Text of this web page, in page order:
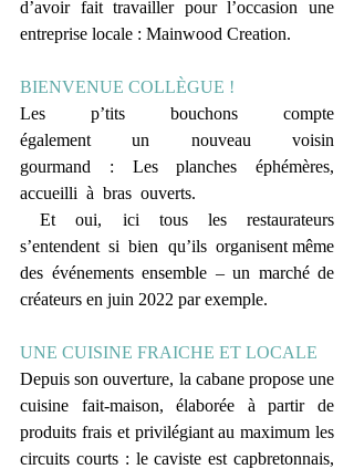
d’avoir fait travailler pour l’occasion une
entreprise locale : Mainwood Creation.
BIENVENUE COLLÈGUE !
Les    p’tits    bouchons    compte
également    un    nouveau    voisin
gourmand    :    Les    planches    éphémères,
accueilli  à  bras  ouverts.
  Et  oui,  ici  tous  les  restaurateurs
s’entendent  si  bien  qu’ils  organisent même
des événements ensemble – un marché de
créateurs en juin 2022 par exemple.
UNE CUISINE FRAICHE ET LOCALE
Depuis son ouverture, la cabane propose une
cuisine fait-maison, élaborée à partir de
produits frais et privilégiant au maximum les
circuits courts : le caviste est capbretonnais,